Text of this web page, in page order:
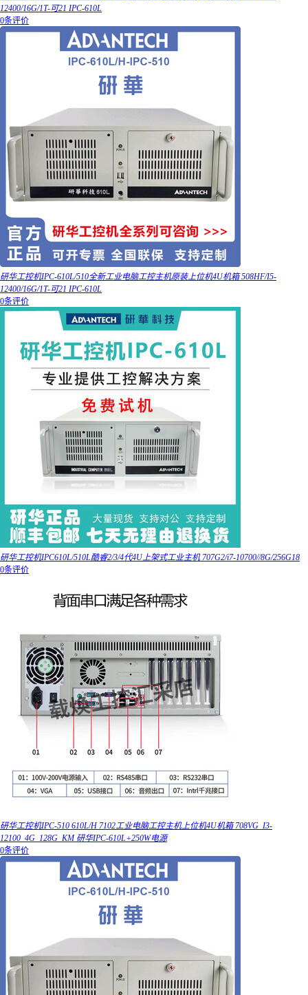
12400/16G/1T-可21 IPC-610L
0条评价
研华工控机IPC-610L/510全新工业电脑工控主机原装上位机4U机箱 508HF/I5-
12400/16G/1T-可21 IPC-610L
0条评价
研华工控机IPC610L/510L酷睿2/3/4代4U上架式工业主机 707G2/i7-10700//8G/256G18
0条评价
研华工控机IPC-510 610L/H 7102工业电脑工控主机上位机4U机箱 708VG_I3-
12100_4G_128G_KM 研华IPC-610L+250W电源
0条评价